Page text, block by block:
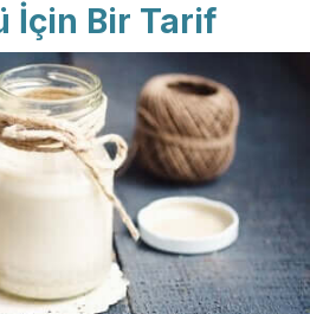
İçin Bir Tarif